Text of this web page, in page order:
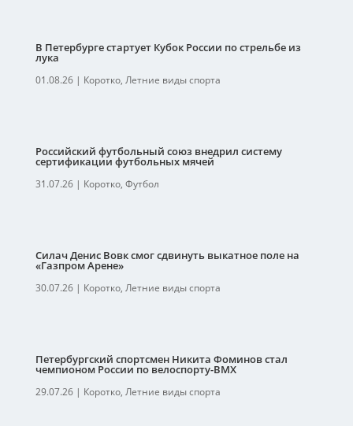
В Петербурге стартует Кубок России по стрельбе из
лука
01.08.26| Коротко, Летние виды спорта
Российский футбольный союз внедрил систему
сертификации футбольных мячей
31.07.26| Коротко, Футбол
Силач Денис Вовк смог сдвинуть выкатное поле на
«Газпром Арене»
30.07.26| Коротко, Летние виды спорта
Петербургский спортсмен Никита Фоминов стал
чемпионом России по велоспорту-ВМХ
29.07.26| Коротко, Летние виды спорта